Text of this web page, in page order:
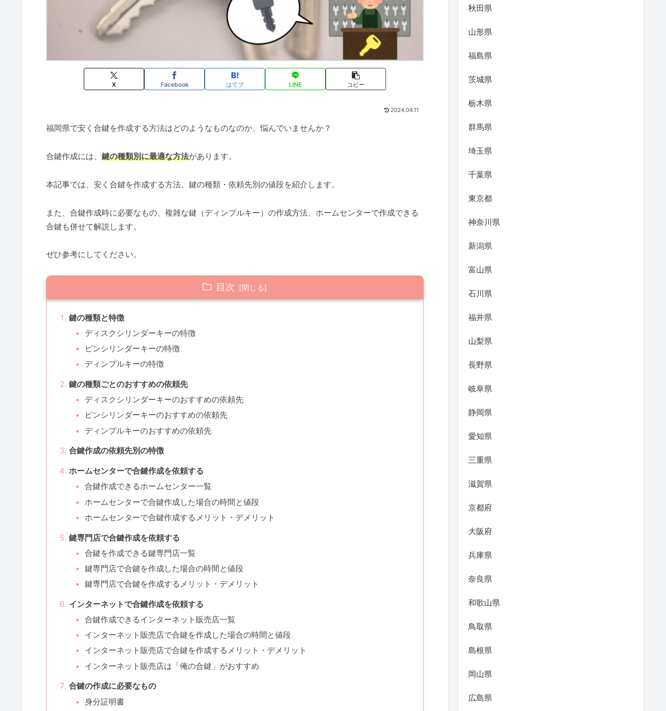
X Facebook はてブ LINE コピー
2024.04.11
福岡県で安く合鍵を作成する方法はどのようなものなのか、悩んでいませんか？
合鍵作成には、 鍵の種類別に最適な方法があります。
本記事では、安く合鍵を作成する方法、鍵の種類・依頼先別の値段を紹介します。
また、合鍵作成時に必要なもの、複雑な鍵（ディンプルキー）の作成方法、ホームセンターで作成できる
合鍵も併せて解説します。
ぜひ参考にしてください。
目次
鍵の種類と特徴
ディスクシリンダーキーの特徴
ピンシリンダーキーの特徴
ディンプルキーの特徴
鍵の種類ごとのおすすめの依頼先
ディスクシリンダーキーのおすすめの依頼先
ピンシリンダーキーのおすすめの依頼先
ディンプルキーのおすすめの依頼先
合鍵作成の依頼先別の特徴
ホームセンターで合鍵作成を依頼する
合鍵作成できるホームセンター一覧
ホームセンターで合鍵作成した場合の時間と値段
ホームセンターで合鍵作成するメリット・デメリット
鍵専門店で合鍵作成を依頼する
合鍵を作成できる鍵専門店一覧
鍵専門店で合鍵を作成した場合の時間と値段
鍵専門店で合鍵を作成するメリット・デメリット
インターネットで合鍵作成を依頼する
合鍵作成できるインターネット販売店一覧
インターネット販売店で合鍵を作成した場合の時間と値段
インターネット販売店で合鍵を作成するメリット・デメリット
インターネット販売店は「俺の合鍵」がおすすめ
合鍵の作成に必要なもの
身分証明書
秋田県
山形県
福島県
茨城県
栃木県
群馬県
埼玉県
千葉県
東京都
神奈川県
新潟県
富山県
石川県
福井県
山梨県
長野県
岐阜県
静岡県
愛知県
三重県
滋賀県
京都府
大阪府
兵庫県
奈良県
和歌山県
鳥取県
島根県
岡山県
広島県